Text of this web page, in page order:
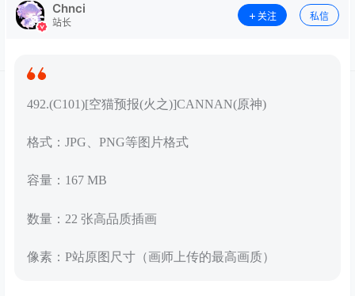
Chnci
站长
关注 私信
492.(C101)[空猫预报(火之)]CANNAN(原神)
格式：JPG、PNG等图片格式
容量：167 MB
数量：22 张高品质插画
像素：P站原图尺寸（画师上传的最高画质）